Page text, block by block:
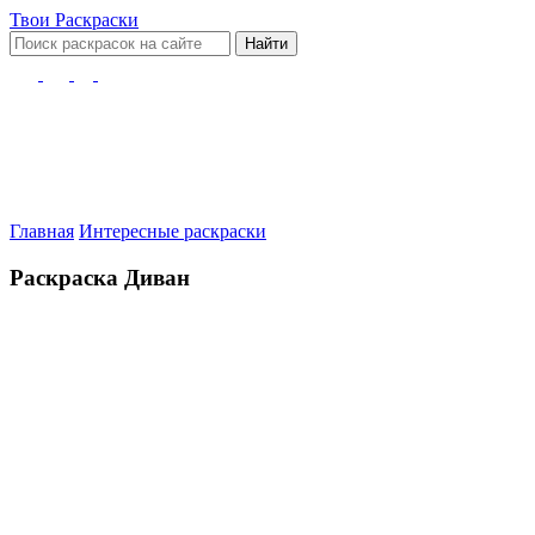
Твои Раскраски
Найти
Главная Интересные раскраски
Раскраска Диван